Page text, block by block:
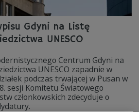
Gdyni na Listę
UNESCO
Centrum Gdyni na
UNESCO zapadnie w
podczas trwającej w Pusan w
sesji Komitetu Światowego
członkowskich zdecyduje o